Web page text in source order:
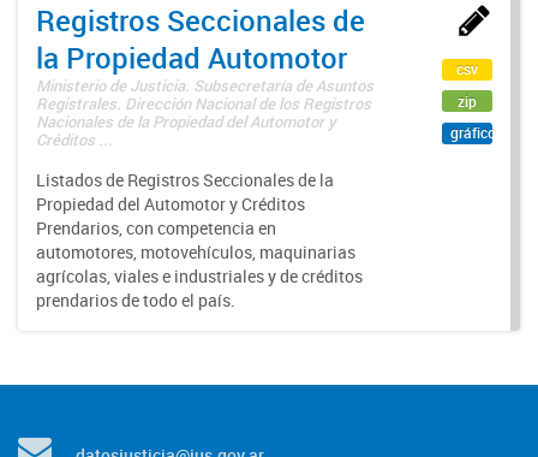
Registros Seccionales de
la Propiedad Automotor
Ministerio de Justicia. Subsecretaría de Asuntos
Registrales. Dirección Nacional de los Registros
Nacionales de la Propiedad del Automotor y
Créditos ...
Listados de Registros Seccionales de la
Propiedad del Automotor y Créditos
Prendarios, con competencia en
automotores, motovehículos, maquinarias
agrícolas, viales e industriales y de créditos
prendarios de todo el país.
csv
zip
gráfico